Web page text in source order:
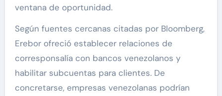
ventana de oportunidad.
Según fuentes cercanas citadas por Bloomberg,
Erebor ofreció establecer relaciones de
corresponsalía con bancos venezolanos y
habilitar subcuentas para clientes. De
concretarse, empresas venezolanas podrían